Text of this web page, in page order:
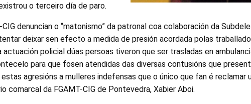
o terceiro día de paro.
CIG denuncian o “matonismo” da patronal coa colaboración da
deixar sen efecto a medida de presión acordada polas
actuación policial dúas persoas tiveron que ser trasladas en
para que fosen atendidas das diversas contusións que
agresións a mulleres indefensas que o único que fan é reclamar
comarcal da FGAMT-CIG de Pontevedra, Xabier Aboi.